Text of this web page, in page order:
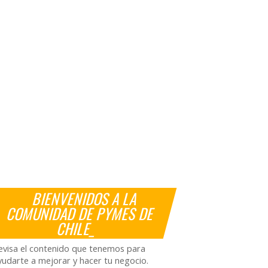
BIENVENIDOS A LA
COMUNIDAD DE PYMES DE
CHILE_
el contenido que tenemos para
a mejorar y hacer tu negocio.